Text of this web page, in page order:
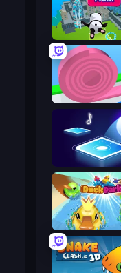
Aquapark.io
Layers Roll
Tile Jumper 3D
DuckPark.io